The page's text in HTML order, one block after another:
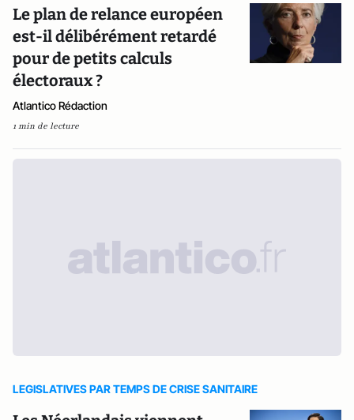
Le plan de relance européen
est-il délibérément retardé
pour de petits calculs
électoraux ?
Atlantico Rédaction
1 min de lecture
LEGISLATIVES PAR TEMPS DE CRISE SANITAIRE